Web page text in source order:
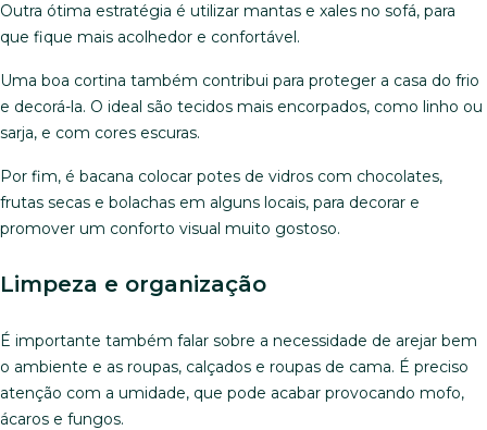
Outra ótima estratégia é utilizar mantas e xales no sofá, para
que fique mais acolhedor e confortável.
Uma boa cortina também contribui para proteger a casa do frio
e decorá-la. O ideal são tecidos mais encorpados, como linho ou
sarja, e com cores escuras.
Por fim, é bacana colocar potes de vidros com chocolates,
frutas secas e bolachas em alguns locais, para decorar e
promover um conforto visual muito gostoso.
Limpeza e organização
É importante também falar sobre a necessidade de arejar bem
o ambiente e as roupas, calçados e roupas de cama. É preciso
atenção com a umidade, que pode acabar provocando mofo,
ácaros e fungos.